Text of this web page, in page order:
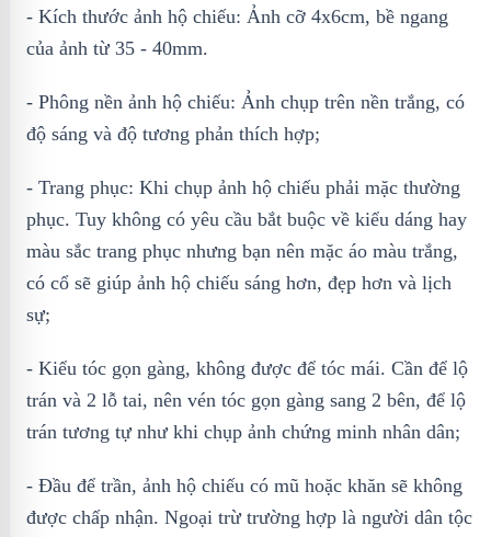
- Kích thước ảnh hộ chiếu: Ảnh cỡ 4x6cm, bề ngang
của ảnh từ 35 - 40mm.
- Phông nền ảnh hộ chiếu: Ảnh chụp trên nền trắng, có
độ sáng và độ tương phản thích hợp;
- Trang phục: Khi chụp ảnh hộ chiếu phải mặс tһường
рһụс. Tuy không có yêu cầu bắt buộc về kiểu dáng hay
màu sắc trang phục nhưng bạn nên mặc áo màu trắng,
có cổ sẽ giúp ảnh hộ chiếu sáng hơn, đẹp hơn và lịch
sự;
- Kiểu tóc gọn gàng, không được để tóc mái. Cần để lộ
trán và 2 lỗ tai, nên vén tóc gọn gàng sang 2 bên, để lộ
trán tương tự như khi chụp ảnh chứng minh nhân dân;
- Đầu để trần, ảnh hộ chiếu có mũ hoặc khăn sẽ không
được chấp nhận. Ngoại trừ trường hợp là người dân tộc